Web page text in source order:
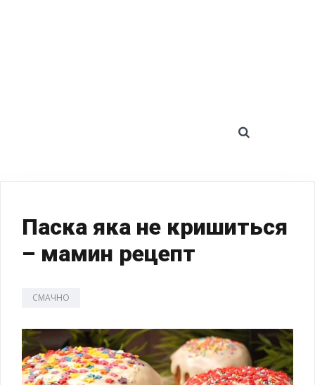
Паска яка не кришиться
– мамин рецепт
СМАЧНО